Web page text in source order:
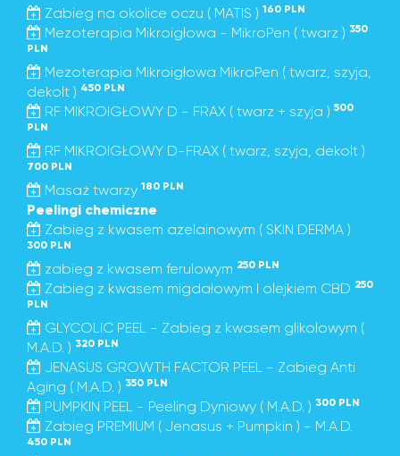
Zabieg na okolice oczu ( MATIS ) 160 PLN
Mezoterapia Mikroigłowa - MikroPen ( twarz ) 350
PLN
Mezoterapia Mikroigłowa MikroPen ( twarz, szyja,
dekolt ) 450 PLN
RF MIKROIGŁOWY D - FRAX ( twarz + szyja ) 500
PLN
RF MIKROIGŁOWY D-FRAX ( twarz, szyja, dekolt )
700 PLN
Masaż twarzy 180 PLN
Peelingi chemiczne
Zabieg z kwasem azelainowym ( SKIN DERMA )
300 PLN
zabieg z kwasem ferulowym 250 PLN
Zabieg z kwasem migdałowym I olejkiem CBD 250
PLN
GLYCOLIC PEEL - Zabieg z kwasem glikolowym (
M.A.D. ) 320 PLN
JENASUS GROWTH FACTOR PEEL - Zabieg Anti
Aging ( M.A.D. ) 350 PLN
PUMPKIN PEEL - Peeling Dyniowy ( M.A.D. ) 300 PLN
Zabieg PREMIUM ( Jenasus + Pumpkin ) - M.A.D.
450 PLN